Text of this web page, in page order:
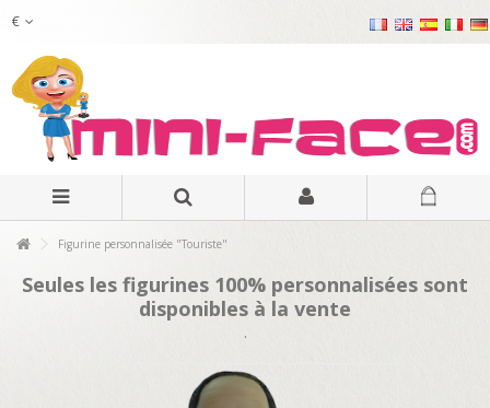
€
Figurine personnalisée "Touriste"
Seules les figurines 100% personnalisées sont
disponibles à la vente
.